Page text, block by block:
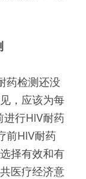
药检测还没
，应该为每
进行HIV耐药
前HIV耐药
择有效和有
医疗经济意